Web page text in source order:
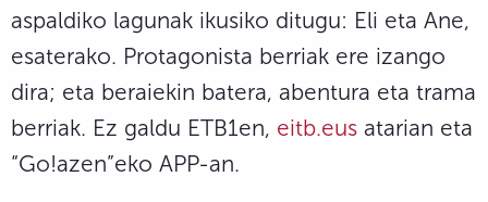
aspaldiko lagunak ikusiko ditugu: Eli eta Ane,
esaterako. Protagonista berriak ere izango
dira; eta beraiekin batera, abentura eta trama
berriak. Ez galdu ETB1en, eitb.eus atarian eta
“Go!azen”eko APP-an.